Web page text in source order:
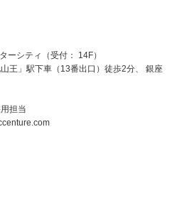
ーシティ（受付： 14F）
王」駅下車（13番出口）徒歩2分、 銀座
担当